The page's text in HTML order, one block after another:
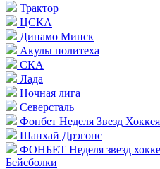
Трактор
ЦСКА
Динамо Минск
Акулы политеха
СКА
Лада
Ночная лига
Северсталь
Фонбет Неделя Звезд
Шанхай Дрэгонс
ФОНБЕТ Неделя звезд
Бейсболки